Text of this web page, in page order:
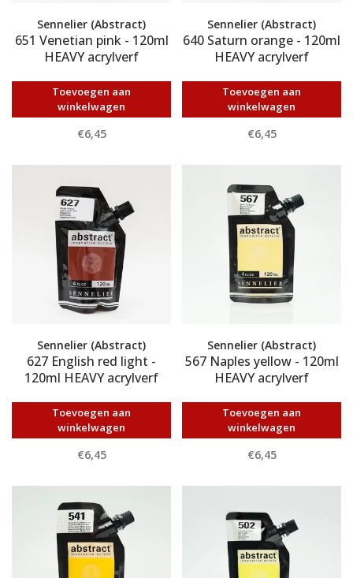
Sennelier (Abstract)
651 Venetian pink - 120ml
HEAVY acrylverf
Toevoegen aan
winkelwagen
€6,45
Sennelier (Abstract)
640 Saturn orange - 120ml
HEAVY acrylverf
Toevoegen aan
winkelwagen
€6,45
Sennelier (Abstract)
627 English red light -
120ml HEAVY acrylverf
Toevoegen aan
winkelwagen
€6,45
Sennelier (Abstract)
567 Naples yellow - 120ml
HEAVY acrylverf
Toevoegen aan
winkelwagen
€6,45